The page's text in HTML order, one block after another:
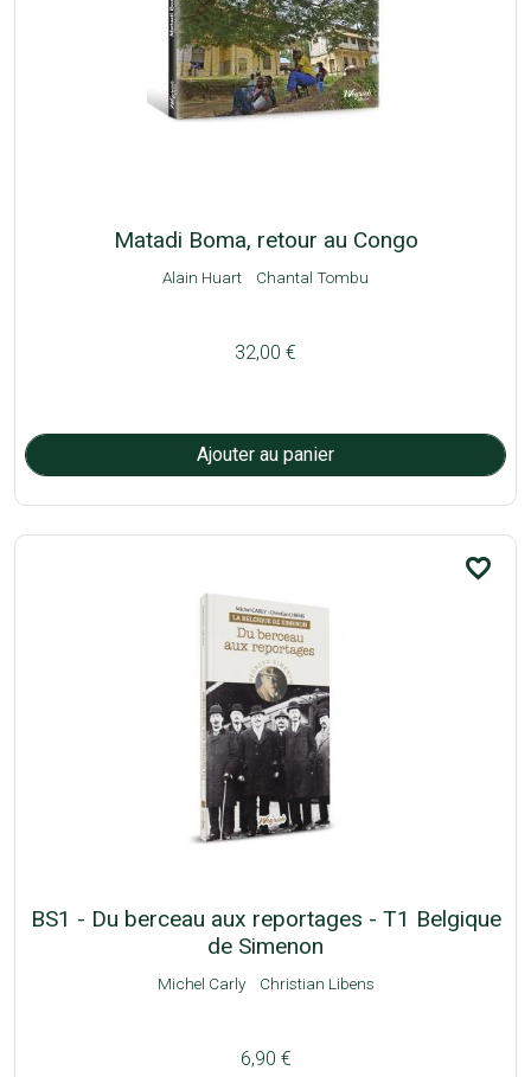
Matadi Boma, retour au Congo
Alain Huart Chantal Tombu
32,00 €
favorite_border
BS1 - Du berceau aux reportages - T1 Belgique
de Simenon
Michel Carly Christian Libens
6,90 €